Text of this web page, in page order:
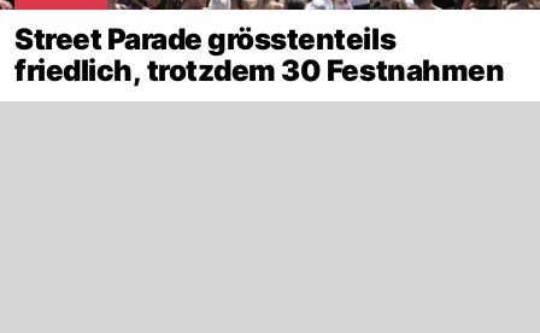
Street Parade grösstenteils
friedlich, trotzdem 30 Festnahmen